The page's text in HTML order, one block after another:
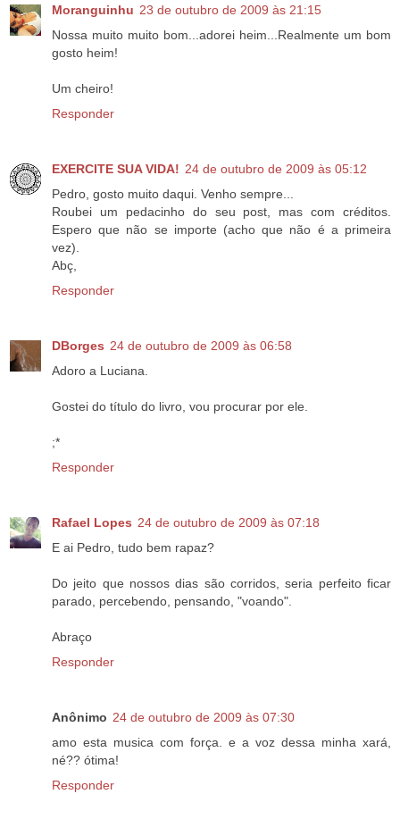
Moranguinhu 23 de outubro de 2009 às 21:15
Nossa muito muito bom...adorei heim...Realmente um bom
gosto heim!
Um cheiro!
Responder
EXERCITE SUA VIDA! 24 de outubro de 2009 às 05:12
Pedro, gosto muito daqui. Venho sempre...
Roubei um pedacinho do seu post, mas com créditos.
Espero que não se importe (acho que não é a primeira
vez).
Abç,
Responder
DBorges 24 de outubro de 2009 às 06:58
Adoro a Luciana.
Gostei do título do livro, vou procurar por ele.
;*
Responder
Rafael Lopes 24 de outubro de 2009 às 07:18
E ai Pedro, tudo bem rapaz?
Do jeito que nossos dias são corridos, seria perfeito ficar
parado, percebendo, pensando, "voando".
Abraço
Responder
Anônimo 24 de outubro de 2009 às 07:30
amo esta musica com força. e a voz dessa minha xará,
né?? ótima!
Responder